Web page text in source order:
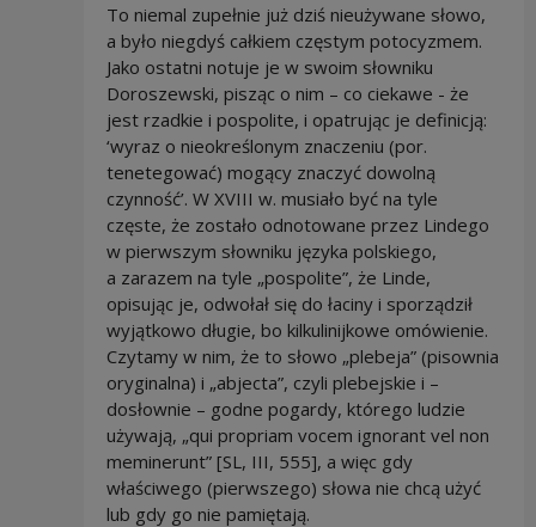
To niemal zupełnie już dziś nieużywane słowo,
a było niegdyś całkiem częstym potocyzmem.
Jako ostatni notuje je w swoim słowniku
Doroszewski, pisząc o nim – co ciekawe - że
jest rzadkie i pospolite, i opatrując je definicją:
‘wyraz o nieokreślonym znaczeniu (por.
tenetegować) mogący znaczyć dowolną
czynność’. W XVIII w. musiało być na tyle
częste, że zostało odnotowane przez Lindego
w pierwszym słowniku języka polskiego,
a zarazem na tyle „pospolite”, że Linde,
opisując je, odwołał się do łaciny i sporządził
wyjątkowo długie, bo kilkulinijkowe omówienie.
Czytamy w nim, że to słowo „plebeja” (pisownia
oryginalna) i „abjecta”, czyli plebejskie i –
dosłownie – godne pogardy, którego ludzie
używają, „qui propriam vocem ignorant vel non
meminerunt” [SL, III, 555], a więc gdy
właściwego (pierwszego) słowa nie chcą użyć
lub gdy go nie pamiętają.